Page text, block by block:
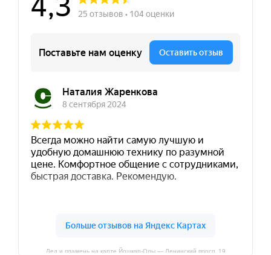
Лед и пламень на карте Йошкар‑Олы — Ленинский просп.,19